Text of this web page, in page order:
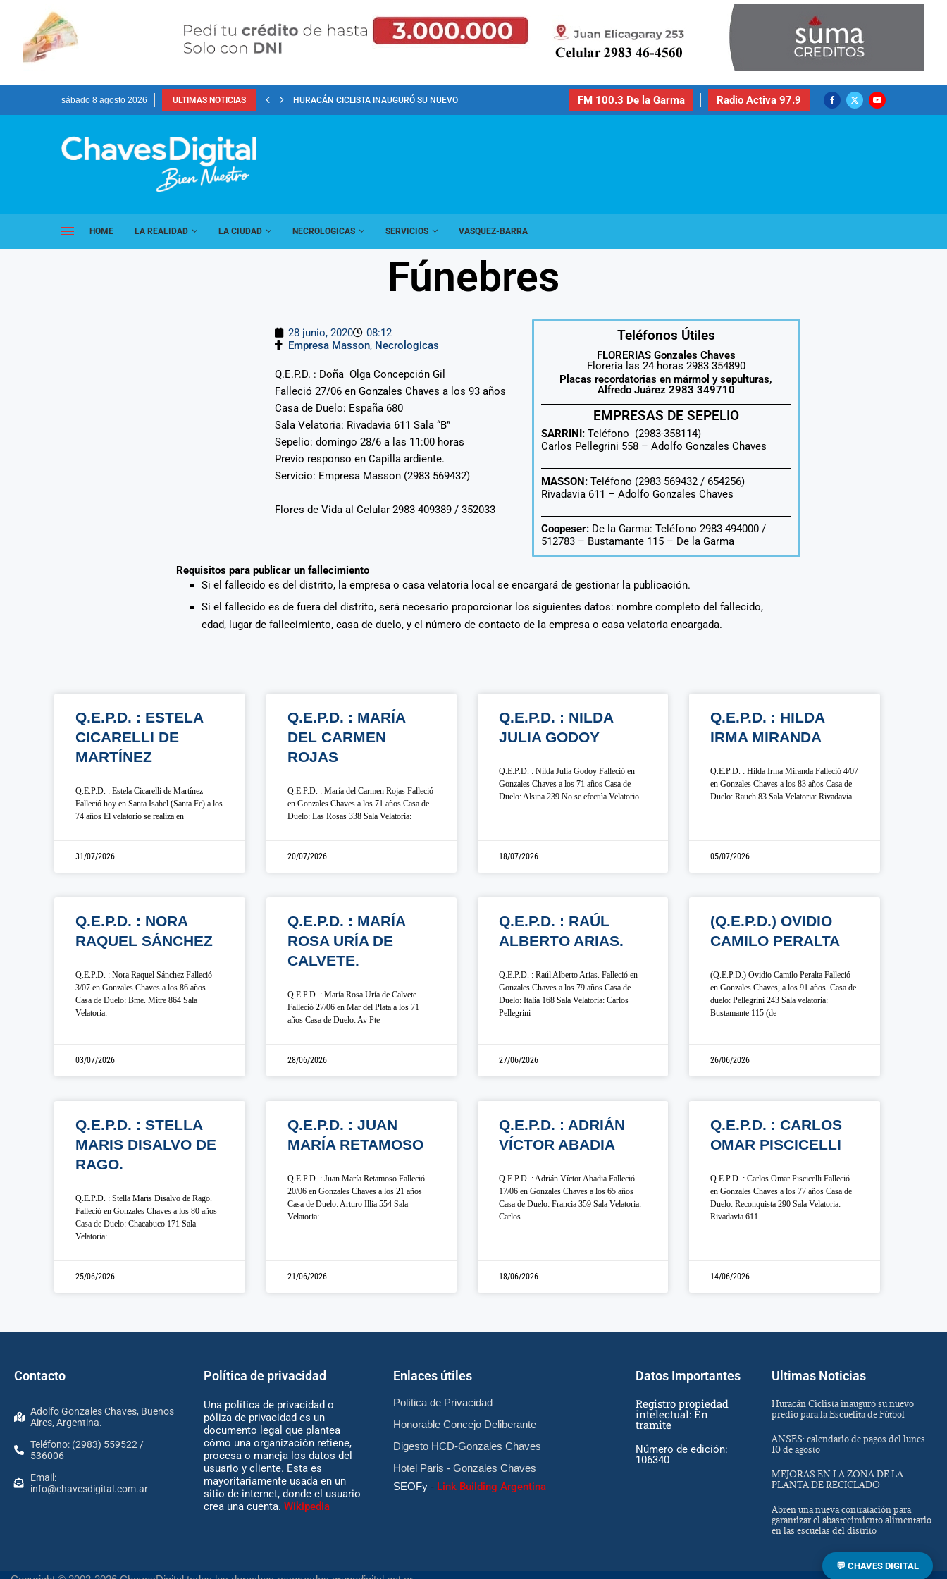
sábado 8 agosto 2026 ULTIMAS NOTICIAS HURACÁN CICLISTA INAUGURÓ SU NUEVO PREDIO PARA LA... FM 100.3 De la Garma Radio Activa 97.9
HOME LA REALIDAD LA CIUDAD NECROLOGICAS SERVICIOS VASQUEZ-BARRA
Fúnebres
28 junio, 2020
08:12
Empresa Masson, Necrologicas
Q.E.P.D. : Doña Olga Concepción Gil
Falleció 27/06 en Gonzales Chaves a los 93 años
Casa de Duelo: España 680
Sala Velatoria: Rivadavia 611 Sala “B”
Sepelio: domingo 28/6 a las 11:00 horas
Previo responso en Capilla ardiente.
Servicio: Empresa Masson (2983 569432)
Flores de Vida al Celular 2983 409389 / 352033
Teléfonos Útiles
FLORERIAS Gonzales Chaves
Floreria las 24 horas 2983 354890
Placas recordatorias en mármol y sepulturas,
Alfredo Juárez 2983 349710
EMPRESAS DE SEPELIO
SARRINI:Teléfono (2983-358114)
Carlos Pellegrini 558 – Adolfo Gonzales Chaves
MASSON:Teléfono (2983 569432 / 654256)
Rivadavia 611 – Adolfo Gonzales Chaves
Coopeser:De la Garma: Teléfono 2983 494000 /
512783 – Bustamante 115 – De la Garma
Requisitos para publicar un fallecimiento
Si el fallecido es del distrito, la empresa o casa velatoria local se encargará de gestionar la publicación.
Si el fallecido es de fuera del distrito, será necesario proporcionar los siguientes datos: nombre completo del fallecido,
edad, lugar de fallecimiento, casa de duelo, y el número de contacto de la empresa o casa velatoria encargada.
Q.E.P.D. : ESTELA
CICARELLI DE
MARTÍNEZ
Q.E.P.D. : Estela Cicarelli de Martínez
Falleció hoy en Santa Isabel (Santa Fe) a los
74 años El velatorio se realiza en
31/07/2026
Q.E.P.D. : MARÍA
DEL CARMEN
ROJAS
Q.E.P.D. : María del Carmen Rojas Falleció
en Gonzales Chaves a los 71 años Casa de
Duelo: Las Rosas 338 Sala Velatoria:
20/07/2026
Q.E.P.D. : NILDA
JULIA GODOY
Q.E.P.D. : Nilda Julia Godoy Falleció en
Gonzales Chaves a los 71 años Casa de
Duelo: Alsina 239 No se efectúa Velatorio
18/07/2026
Q.E.P.D. : HILDA
IRMA MIRANDA
Q.E.P.D. : Hilda Irma Miranda Falleció 4/07
en Gonzales Chaves a los 83 años Casa de
Duelo: Rauch 83 Sala Velatoria: Rivadavia
05/07/2026
Q.E.P.D. : NORA
RAQUEL SÁNCHEZ
Q.E.P.D. : Nora Raquel Sánchez Falleció
3/07 en Gonzales Chaves a los 86 años
Casa de Duelo: Bme. Mitre 864 Sala
Velatoria:
03/07/2026
Q.E.P.D. : MARÍA
ROSA URÍA DE
CALVETE.
Q.E.P.D. : María Rosa Uría de Calvete.
Falleció 27/06 en Mar del Plata a los 71
años Casa de Duelo: Av Pte
28/06/2026
Q.E.P.D. : RAÚL
ALBERTO ARIAS.
Q.E.P.D. : Raúl Alberto Arias. Falleció en
Gonzales Chaves a los 79 años Casa de
Duelo: Italia 168 Sala Velatoria: Carlos
Pellegrini
27/06/2026
(Q.E.P.D.) OVIDIO
CAMILO PERALTA
(Q.E.P.D.) Ovidio Camilo Peralta Falleció
en Gonzales Chaves, a los 91 años. Casa de
duelo: Pellegrini 243 Sala velatoria:
Bustamante 115 (de
26/06/2026
Q.E.P.D. : STELLA
MARIS DISALVO DE
RAGO.
Q.E.P.D. : Stella Maris Disalvo de Rago.
Falleció en Gonzales Chaves a los 80 años
Casa de Duelo: Chacabuco 171 Sala
Velatoria:
25/06/2026
Q.E.P.D. : JUAN
MARÍA RETAMOSO
Q.E.P.D. : Juan María Retamoso Falleció
20/06 en Gonzales Chaves a los 21 años
Casa de Duelo: Arturo Illia 554 Sala
Velatoria:
21/06/2026
Q.E.P.D. : ADRIÁN
VÍCTOR ABADIA
Q.E.P.D. : Adrián Víctor Abadia Falleció
17/06 en Gonzales Chaves a los 65 años
Casa de Duelo: Francia 359 Sala Velatoria:
Carlos
18/06/2026
Q.E.P.D. : CARLOS
OMAR PISCICELLI
Q.E.P.D. : Carlos Omar Piscicelli Falleció
en Gonzales Chaves a los 77 años Casa de
Duelo: Reconquista 290 Sala Velatoria:
Rivadavia 611.
14/06/2026
Contacto
Adolfo Gonzales Chaves, Buenos
Aires, Argentina.
Teléfono: (2983) 559522 /
536006
Email:
info@chavesdigital.com.ar
Política de privacidad
Una política de privacidad o
póliza de privacidad es un
documento legal que plantea
cómo una organización retiene,
procesa o maneja los datos del
usuario y cliente. Esta es
mayoritariamente usada en un
sitio de internet, donde el usuario
crea una cuenta. Wikipedia
Enlaces útiles
Política de Privacidad
Honorable Concejo Deliberante
Digesto HCD-Gonzales Chaves
Hotel Paris - Gonzales Chaves
SEOFy- Link Building Argentina
Datos Importantes
Registro propiedad
intelectual: En
tramite
Número de edición:
106340
Ultimas Noticias
Huracán Ciclista inauguró su nuevo
predio para la Escuelita de Fútbol
ANSES: calendario de pagos del lunes
10 de agosto
MEJORAS EN LA ZONA DE LA
PLANTA DE RECICLADO
Abren una nueva contratación para
garantizar el abastecimiento alimentario
en las escuelas del distrito
💬 CHAVES DIGITAL